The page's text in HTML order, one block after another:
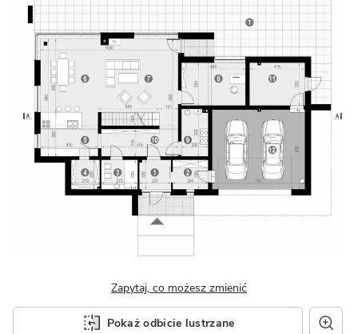
Zapytaj, co możesz zmienić
Pokaż odbicie lustrzane